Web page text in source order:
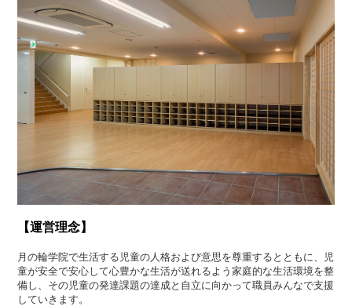
【運営理念】
月の輪学院で生活する児童の人格および意思を尊重するとともに、児
童が安全で安心して心豊かな生活が送れるよう家庭的な生活環境を整
備し、その児童の発達課題の達成と自立に向かって職員みんなで支援
していきます。